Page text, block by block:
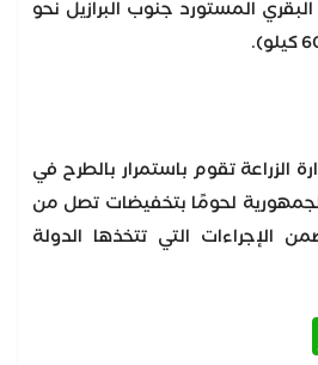
المستورد جنوب البرازيل نحو
الزراعة تقوم باستمرار بالطرح في
لحومًا بتخفيضات تصل من
ضمن الإجراءات التي تتخذها الدولة